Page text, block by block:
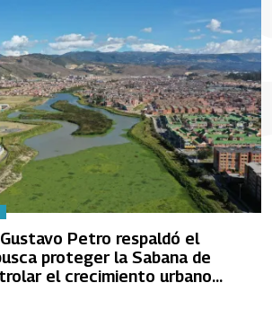
Petro respaldó el
proteger la Sabana de
el crecimiento urbano